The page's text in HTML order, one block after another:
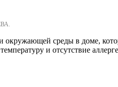
среды в доме,
и отсутствие